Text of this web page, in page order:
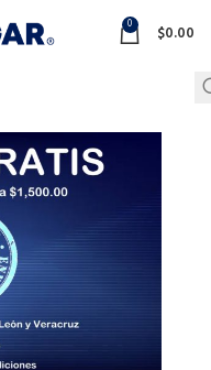
0 $0.00